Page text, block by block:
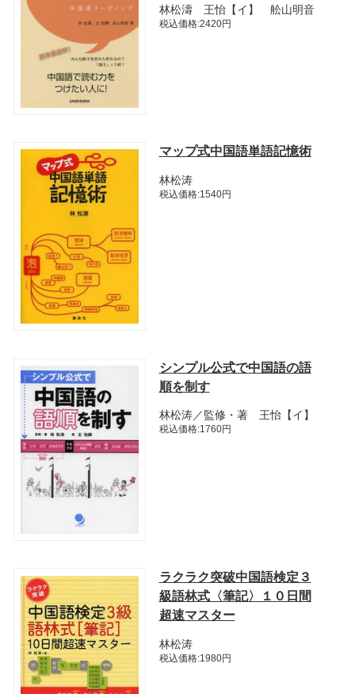
林松濤 王怡【イ】 舩山明音
税込価格:2420円
マップ式中国語単語記憶術
林松涛
税込価格:1540円
シンプル公式で中国語の語
順を制す
林松涛／監修・著 王怡【イ】
税込価格:1760円
ラクラク突破中国語検定３
級語林式〈筆記〉１０日間
超速マスター
林松涛
税込価格:1980円